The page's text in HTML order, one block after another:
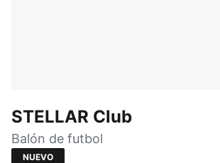
STELLAR Club
Balón de futbol
NUEVO